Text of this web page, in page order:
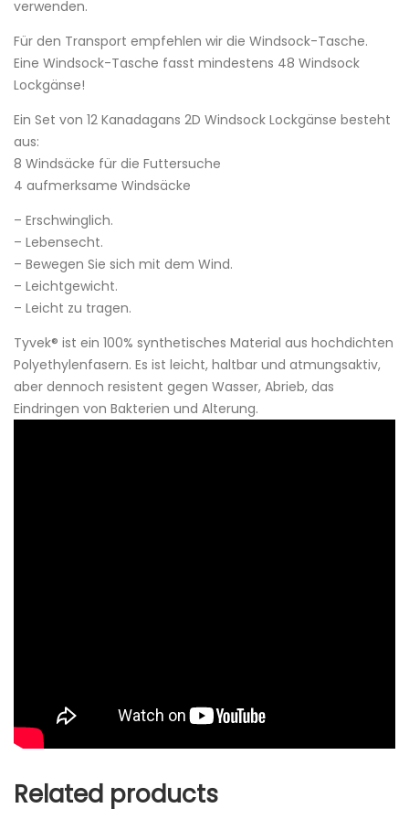
verwenden.
Für den Transport empfehlen wir die Windsock-Tasche.
Eine Windsock-Tasche fasst mindestens 48 Windsock
Lockgänse!
Ein Set von 12 Kanadagans 2D Windsock Lockgänse besteht
aus:
8 Windsäcke für die Futtersuche
4 aufmerksame Windsäcke
– Erschwinglich.
– Lebensecht.
– Bewegen Sie sich mit dem Wind.
– Leichtgewicht.
– Leicht zu tragen.
Tyvek® ist ein 100% synthetisches Material aus hochdichten
Polyethylenfasern. Es ist leicht, haltbar und atmungsaktiv,
aber dennoch resistent gegen Wasser, Abrieb, das
Eindringen von Bakterien und Alterung.
Related products